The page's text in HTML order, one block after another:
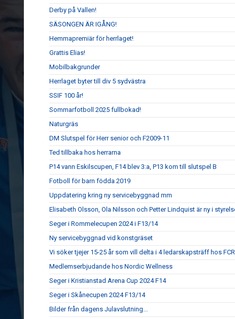
Derby på Vallen!
SÄSONGEN ÄR IGÅNG!
Hemmapremiär för herrlaget!
Grattis Elias!
Mobilbakgrunder
Herrlaget byter till div 5 sydvästra
SSIF 100 år!
Sommarfotboll 2025 fullbokad!
Naturgräs
DM Slutspel för Herr senior och F2009-11
Ted tillbaka hos herrarna
P14 vann Eskilscupen, F14 blev 3:a, P13 kom till slutspel B
Fotboll för barn födda 2019
Uppdatering kring ny servicebyggnad mm
Elisabeth Olsson, Ola Nilsson och Petter Lindquist är ny i
Seger i Rommelecupen 2024 i F13/14
Ny servicebyggnad vid konstgräset
Vi söker tjejer 15-25 år som vill delta i 4 ledarskapsträff hos
Medlemserbjudande hos Nordic Wellness
Seger i Kristianstad Arena Cup 2024 F14
Seger i Skånecupen 2024 F13/14
Bilder från dagens Julavslutning...